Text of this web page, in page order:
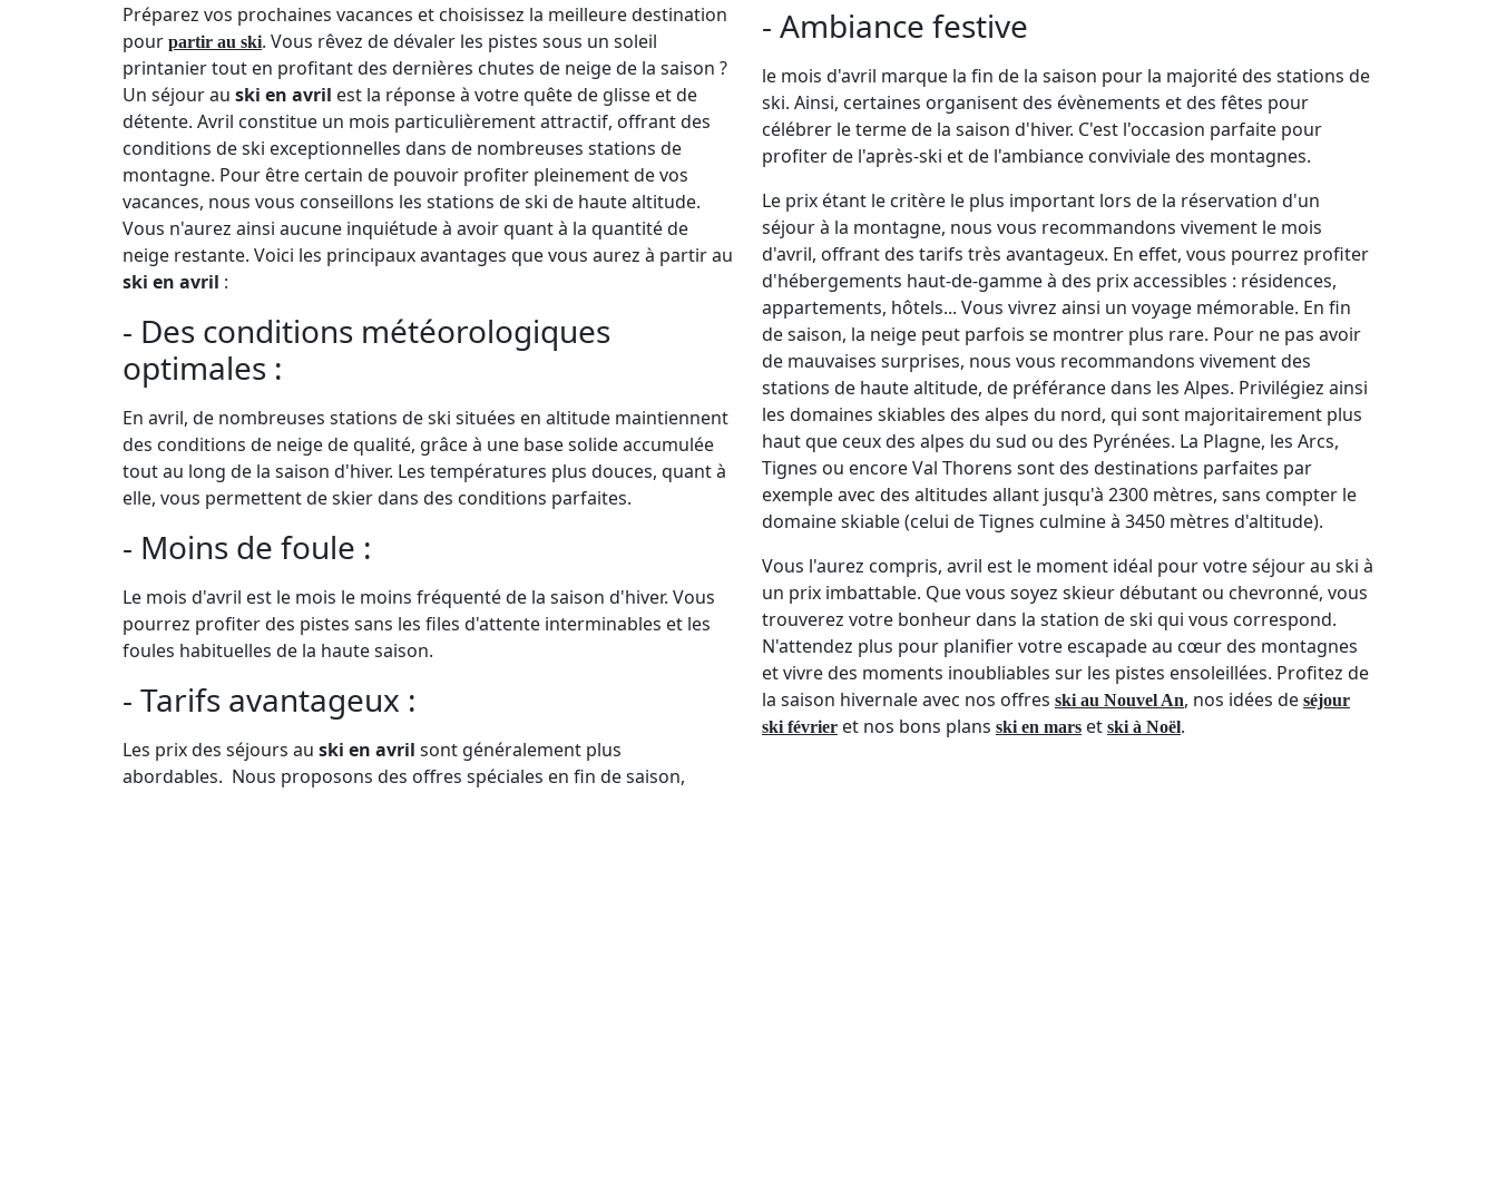
Préparez vos prochaines vacances et choisissez la meilleure destination
pour partir au ski. Vous rêvez de dévaler les pistes sous un soleil
printanier tout en profitant des dernières chutes de neige de la saison ?
Un séjour au ski en avril est la réponse à votre quête de glisse et de
détente. Avril constitue un mois particulièrement attractif, offrant des
conditions de ski exceptionnelles dans de nombreuses stations de
montagne. Pour être certain de pouvoir profiter pleinement de vos
vacances, nous vous conseillons les stations de ski de haute altitude.
Vous n'aurez ainsi aucune inquiétude à avoir quant à la quantité de
neige restante. Voici les principaux avantages que vous aurez à partir au
ski en avril :
- Des conditions météorologiques
optimales :
En avril, de nombreuses stations de ski situées en altitude maintiennent
des conditions de neige de qualité, grâce à une base solide accumulée
tout au long de la saison d'hiver. Les températures plus douces, quant à
elle, vous permettent de skier dans des conditions parfaites.
- Moins de foule :
Le mois d'avril est le mois le moins fréquenté de la saison d'hiver. Vous
pourrez profiter des pistes sans les files d'attente interminables et les
foules habituelles de la haute saison.
- Tarifs avantageux :
Les prix des séjours au ski en avril sont généralement plus
abordables. Nous proposons des offres spéciales en fin de saison,
- Ambiance festive
le mois d'avril marque la fin de la saison pour la majorité des stations de
ski. Ainsi, certaines organisent des évènements et des fêtes pour
célébrer le terme de la saison d'hiver. C'est l'occasion parfaite pour
profiter de l'après-ski et de l'ambiance conviviale des montagnes.
Le prix étant le critère le plus important lors de la réservation d'un
séjour à la montagne, nous vous recommandons vivement le mois
d'avril, offrant des tarifs très avantageux. En effet, vous pourrez profiter
d'hébergements haut-de-gamme à des prix accessibles : résidences,
appartements, hôtels... Vous vivrez ainsi un voyage mémorable. En fin
de saison, la neige peut parfois se montrer plus rare. Pour ne pas avoir
de mauvaises surprises, nous vous recommandons vivement des
stations de haute altitude, de préférance dans les Alpes. Privilégiez ainsi
les domaines skiables des alpes du nord, qui sont majoritairement plus
haut que ceux des alpes du sud ou des Pyrénées. La Plagne, les Arcs,
Tignes ou encore Val Thorens sont des destinations parfaites par
exemple avec des altitudes allant jusqu'à 2300 mètres, sans compter le
domaine skiable (celui de Tignes culmine à 3450 mètres d'altitude).
Vous l'aurez compris, avril est le moment idéal pour votre séjour au ski à
un prix imbattable. Que vous soyez skieur débutant ou chevronné, vous
trouverez votre bonheur dans la station de ski qui vous correspond.
N'attendez plus pour planifier votre escapade au cœur des montagnes
et vivre des moments inoubliables sur les pistes ensoleillées. Profitez de
la saison hivernale avec nos offres ski au Nouvel An, nos idées de séjour
ski février et nos bons plans ski en mars et ski à Noël.